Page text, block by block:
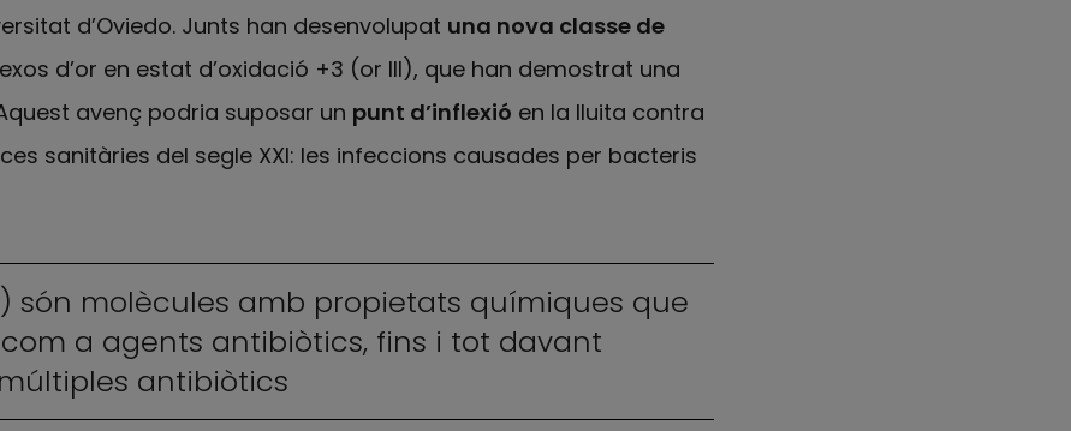
d’Oviedo. Junts han desenvolupat una nova classe de
d’or en estat d’oxidació +3 (or III), que han demostrat una
avenç podria suposar un punt d’inflexió en la lluita contra
sanitàries del segle XXI: les infeccions causades per bacteris
són molècules amb propietats químiques que
a agents antibiòtics, fins i tot davant
antibiòtics